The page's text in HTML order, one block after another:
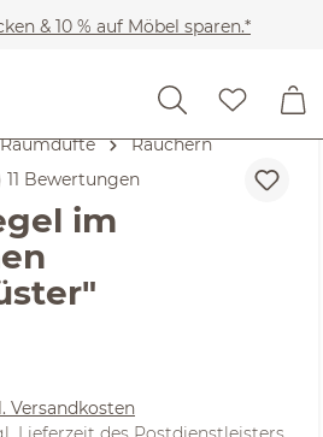
& 10 % auf Möbel sparen.*
Raumdüfte Räuchern
von 4.64 von 5 Sternen
11 Bewertungen
im
Versandkosten